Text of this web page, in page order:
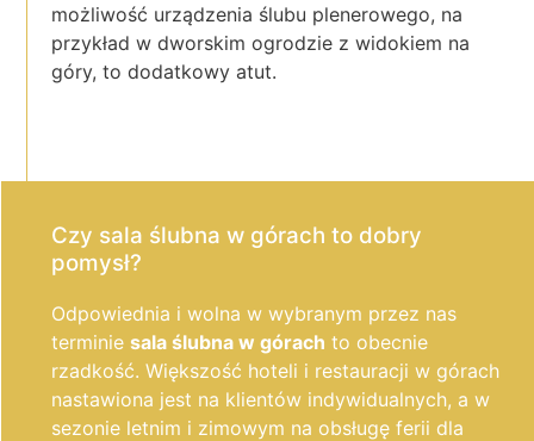
możliwość urządzenia ślubu plenerowego, na
przykład w dworskim ogrodzie z widokiem na
góry, to dodatkowy atut.
Czy sala ślubna w górach to dobry
pomysł?
Odpowiednia i wolna w wybranym przez nas
terminiesala ślubna w górach to obecnie
rzadkość. Większość hoteli i restauracji w górach
nastawiona jest na klientów indywidualnych, a w
sezonie letnim i zimowym na obsługę ferii dla